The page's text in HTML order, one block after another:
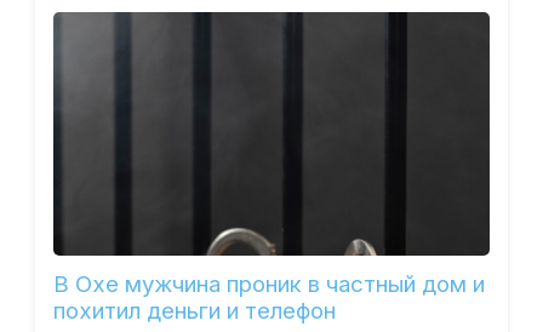
В Охе мужчина проник в частный дом и
похитил деньги и телефон